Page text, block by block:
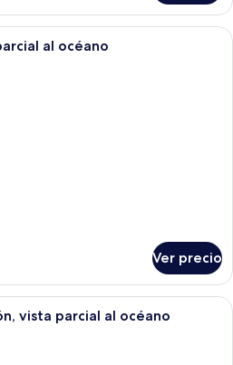
Un dormitorio con una cama
al océano
Ver precio
Una habitación de hotel con cama,
vista parcial al océano